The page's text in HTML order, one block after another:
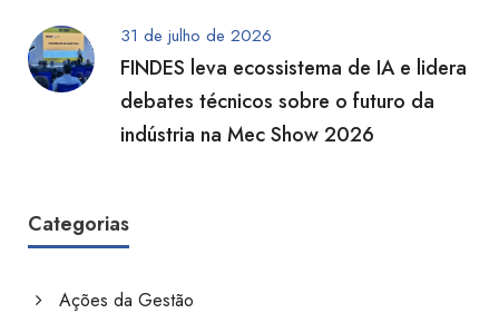
31 de julho de 2026
FINDES leva ecossistema de IA e lidera
debates técnicos sobre o futuro da
indústria na Mec Show 2026
Categorias
Ações da Gestão